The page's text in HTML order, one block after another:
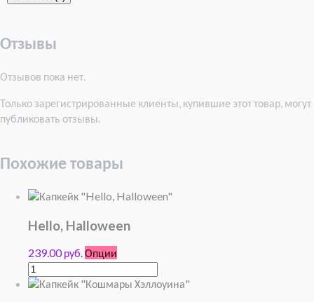
Отзывы
Отзывов пока нет.
Только зарегистрированные клиенты, купившие этот товар, могут
публиковать отзывы.
Похожие товары
Hello, Halloween
239.00 руб.Опции